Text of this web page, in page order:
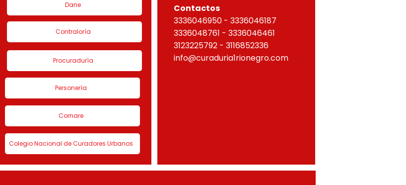
Dane
Contraloría
Procuraduría
Personería
Cornare
Colegio Nacional de Curadores Urbanos
Contactos
3336046950 - 3336046187
3336048761 - 3336046461
3123225792 - 3116852336
info@curaduria1rionegro.com